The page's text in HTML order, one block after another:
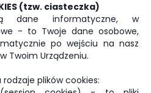
(tzw. ciasteczka)
dane informatyczne, w
- to Twoje dane osobowe,
po wejściu na nasz
Twoim Urządzeniu.
plików cookies: